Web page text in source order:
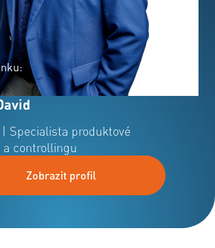
| Specialista produktové
a controllingu
Zobrazit profil